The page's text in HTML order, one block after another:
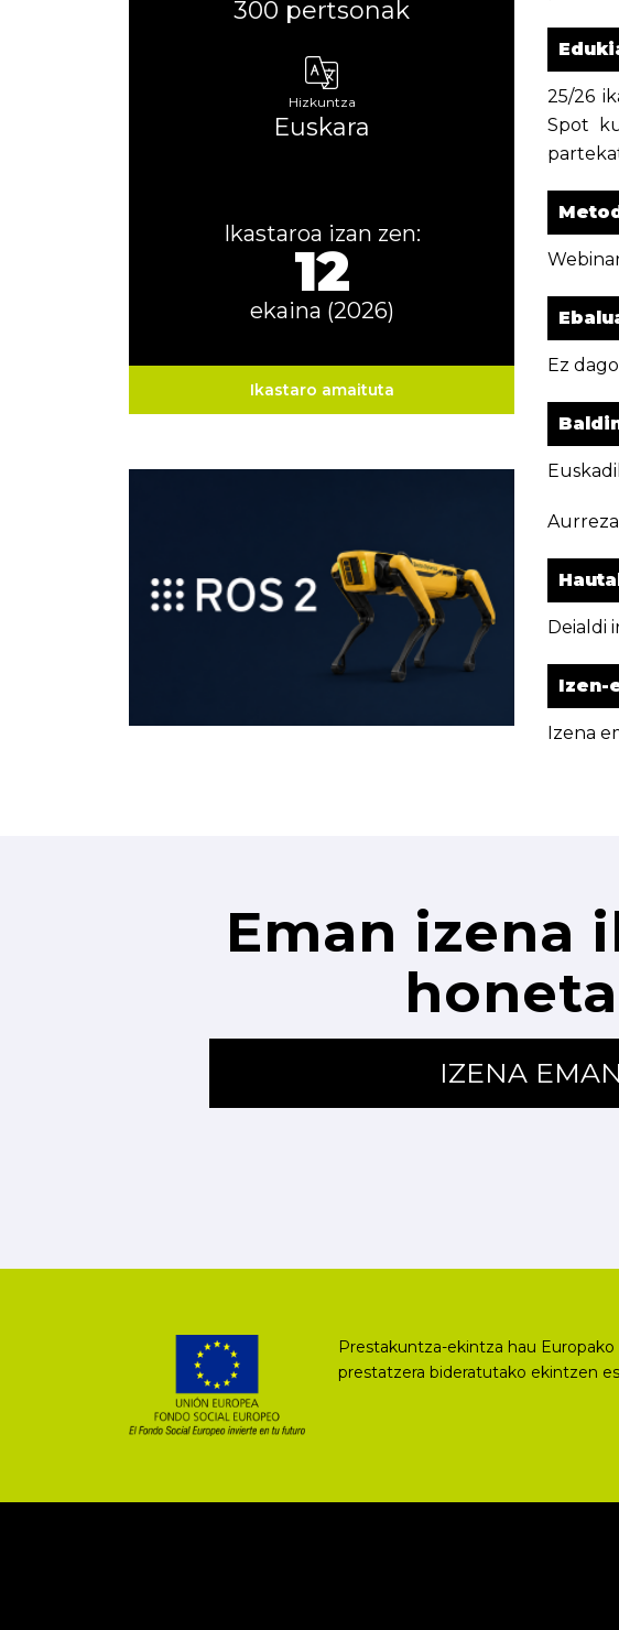
300 pertsonak
Hizkuntza
Euskara
Ikastaroa izan zen:
12
ekaina (2026)
Ikastaro amaituta
25/26
Spot
Ez
Deialdi
Izen-
Izena
Eman izena
IZENA EMAN
Prestakuntza-ekintza hau
prestatzera bideratutako ekintzen